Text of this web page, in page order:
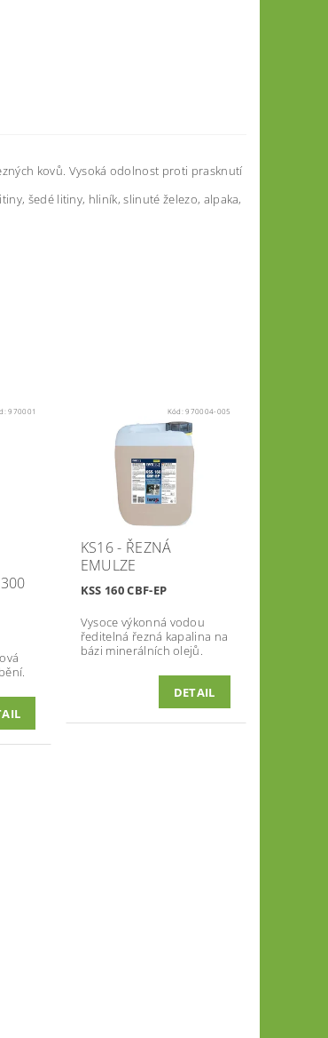
kovů. Vysoká odolnost proti prasknutí
tiny, šedé litiny, hliník, slinuté železo, alpaka,
970001 Kód:970004-005
KS16 - ŘEZNÁ
EMULZE
KSS 160 CBF-EP
Vysoce výkonná vodou
ředitelná řezná kapalina na
bázi minerálních olejů.
DETAIL